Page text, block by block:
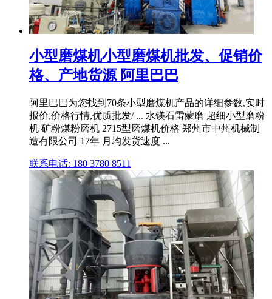
小型磨煤机小型磨煤机批发、促销价
格、产地货源 阿里巴巴
阿里巴巴为您找到70条小型磨煤机产品的详细参数,实时
报价,价格行情,优质批发/ ... 水镁石雷蒙磨 超细小型磨粉
机 矿粉煤粉磨机 2715型磨煤机价格 郑州市中州机械制
造有限公司 17年 月均发货速度 ...
联系电话: 180 3780 8511